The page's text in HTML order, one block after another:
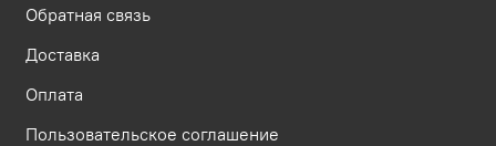
Обратная связь
Доставка
Оплата
Пользовательское соглашение